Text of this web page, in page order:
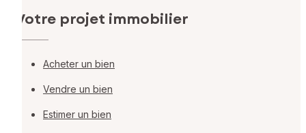
Votre projet immobilier
Acheter un bien
Vendre un bien
Estimer un bien